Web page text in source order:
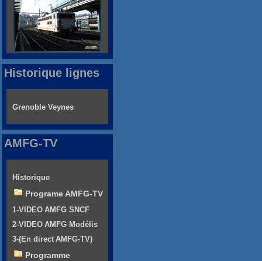
Historique lignes
Grenoble Veynes
AMFG-TV
Historique
Programe AMFG-TV
1-VIDEO AMFG SNCF
2-VIDEO AMFG Modélis
3-(En direct AMFG-TV)
Programme